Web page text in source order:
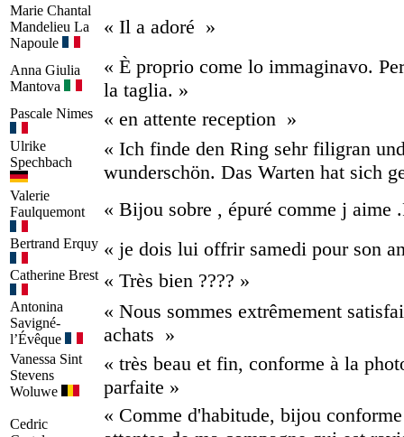
Marie Chantal
Mandelieu La
Napoule
« Il a adoré »
Anna Giulia
Mantova
« È proprio come lo immaginavo.
la taglia. »
Pascale Nimes « en attente reception »
Ulrike
Spechbach
« Ich finde den Ring sehr filigran
wunderschön. Das Warten hat sich
Valerie
Faulquemont
« Bijou sobre , épuré comme j aime
Bertrand Erquy « je dois lui offrir samedi pour son
Catherine Brest « Très bien ???? »
Antonina
Savigné-
l’Évêque
« Nous sommes extrêmement
achats »
Vanessa Sint
Stevens
Woluwe
« très beau et fin, conforme à la
parfaite »
Cedric
« Comme d'habitude, bijou